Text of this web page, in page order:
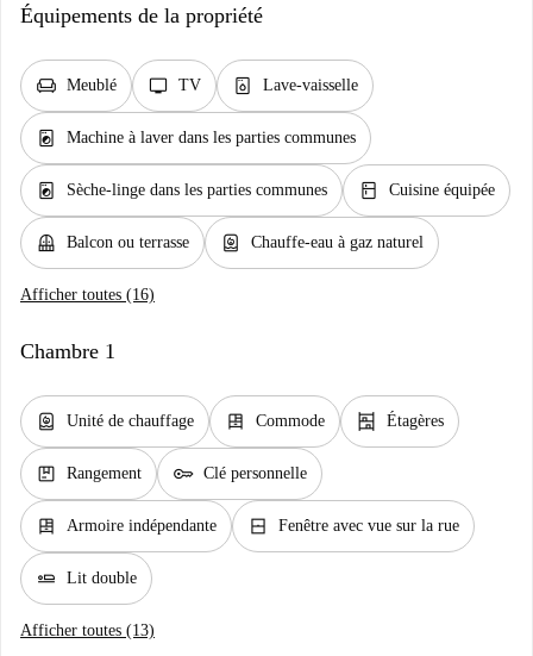
Équipements de la propriété
chair Meublé tv TV dishwasher_gen Lave-vaisselle
local_laundry_service Machine à laver dans les parties communes
local_laundry_service Sèche-linge dans les parties communes kitchen Cuisine équipée
balcony Balcon ou terrasse water_heater Chauffe-eau à gaz naturel
Afficher toutes (16)
Chambre 1
water_heater Unité de chauffage dresser Commode shelves Étagères
package Rangement key Clé personnelle
dresser Armoire indépendante window_closed Fenêtre avec vue sur la rue
airline_seat_flat Lit double
Afficher toutes (13)